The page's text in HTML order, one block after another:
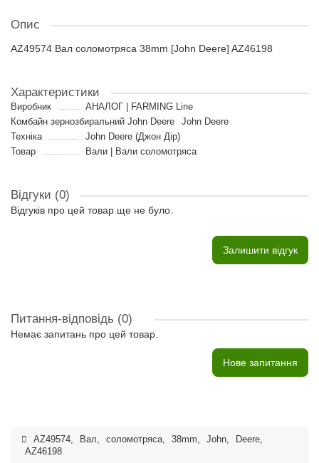
Опис
AZ49574 Вал соломотряса 38mm [John Deere] AZ46198
Характеристики
Виробник
АНАЛОГ | FARMING Line
Комбайн зернозбиральний John Deere
John Deere
Техніка
John Deere (Джон Дір)
Товар
Вали | Вали соломотряса
Відгуки (0)
Відгуків про цей товар ще не було.
Залишити відгук
Питання-відповідь (0)
Немає запитань про цей товар.
Нове запитання
AZ49574, Вал, соломотряса, 38mm, John, Deere,
AZ46198